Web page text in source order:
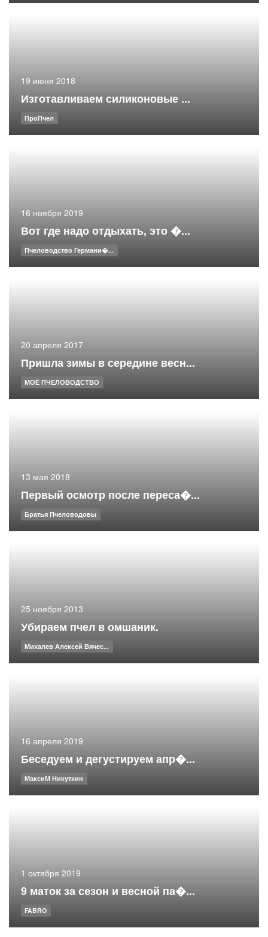
19 июня 2018
Изготавливаем силиконовые ...
ПроПчел
16 ноября 2019
Вот где надо отдыхать, это �...
Пчеловодство Германи�...
20 апреля 2017
Пришла зимы в середине весн...
МОЁ ПЧЕЛОВОДСТВО
13 мая 2018
Первый осмотр после переса�...
Братья Пчеловодовы
25 ноября 2013
Убираем пчел в омшаник.
Михалев Алексей Вячес...
16 апреля 2019
Беседуем и дегустируем апр�...
МаксиМ Никуткин
1 октября 2019
9 маток за сезон и весной па�...
FABRO